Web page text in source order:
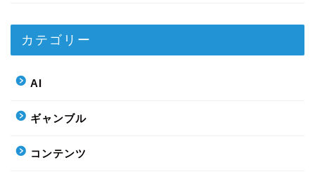
カテゴリー
AI
ギャンブル
コンテンツ